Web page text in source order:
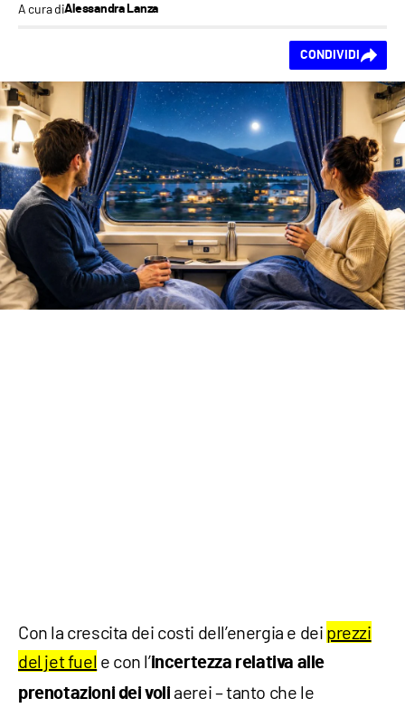
A cura diAlessandra Lanza
CONDIVIDI
Con la crescita dei costi dell’energia e dei prezzi
del jet fuel e con l’incertezza relativa alle
prenotazioni dei voli aerei – tanto che le